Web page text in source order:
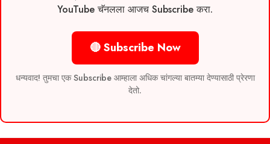
YouTube चॅनलला आजच Subscribe करा.
🔴 Subscribe Now
धन्यवाद! तुमचा एक Subscribe आम्हाला अधिक चांगल्या बातम्या देण्यासाठी प्रेरणा
देतो.